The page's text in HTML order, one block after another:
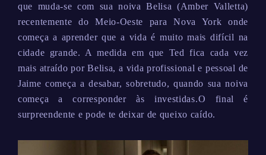
que muda-se com sua noiva Belisa (Amber Valletta)
recentemente do Meio-Oeste para Nova York onde
começa a aprender que a vida é muito mais difícil na
cidade grande. A medida em que Ted fica cada vez
mais atraído por Belisa, a vida profissional e pessoal de
Jaime começa a desabar, sobretudo, quando sua noiva
começa a corresponder às investidas.O final é
surpreendente e pode te deixar de queixo caído.